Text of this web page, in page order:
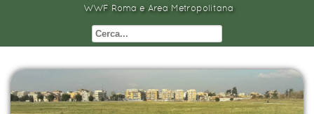
WWF Roma e Area Metropolitana